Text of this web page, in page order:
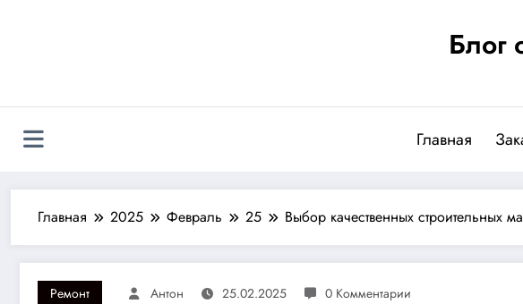
Блог
Главная
Главная 2025 Февраль 25 Выбор качественных строительных
Ремонт Антон 25.02.2025 0 Комментарии